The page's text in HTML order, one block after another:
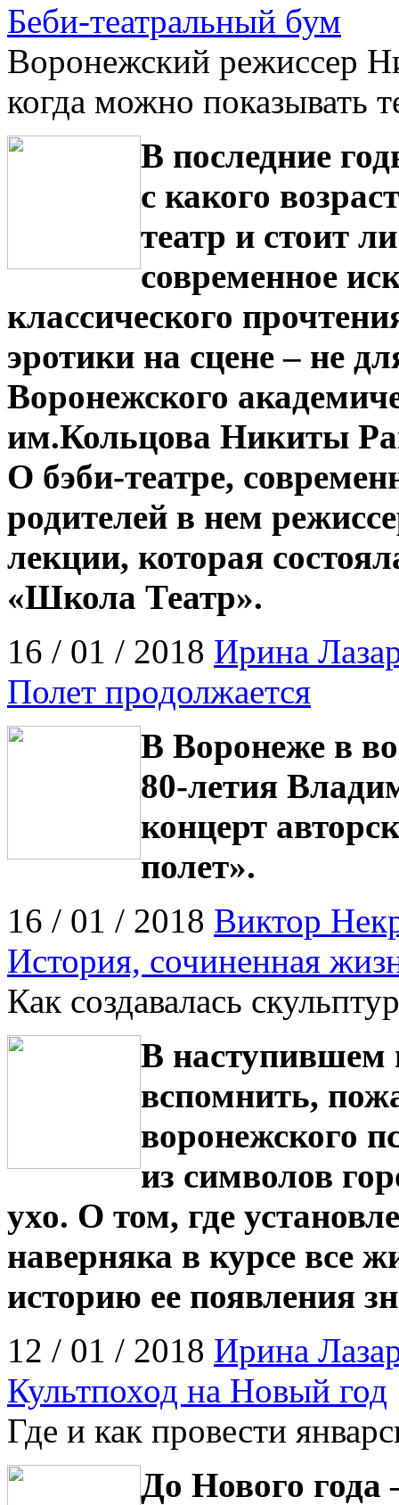
Беби-театральный бум
Воронежский режиссер
когда можно показывать
В последние
с какого
театр и стоит
современное
классического
эротики на сцене – не
Воронежского
им.Кольцова Никиты
О бэби-театре,
родителей в нем
лекции, которая
«Школа Театр».
16 / 01 / 2018 Ирина
Полет продолжается
В Воронеже в
80-летия
концерт
полет».
16 / 01 / 2018 Виктор
История, сочиненная
Как создавалась
В
вспомнить,
воронежского
из символов
ухо. О том, где
наверняка в курсе все
историю ее появления
12 / 01 / 2018 Ирина
Культпоход на Новый год
Где и как провести
До Нового года